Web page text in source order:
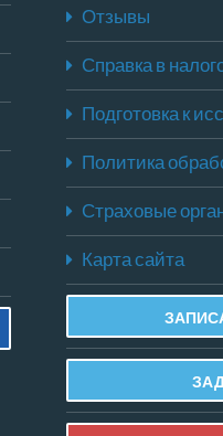
Отзывы
Справка в
Подготовка к
Политика
Страховые
Карта сайта